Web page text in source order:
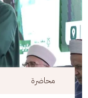
محاضرة